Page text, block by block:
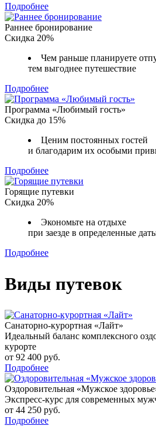
Подробнее
Раннее бронирование
Скидка 20%
Чем раньше планируете
тем выгоднее путешествие
Подробнее
Программа «Любимый гость»
Скидка до 15%
Ценим постоянных гостей
и благодарим их особыми
Подробнее
Горящие путевки
Скидка 20%
Экономьте на отдыхе
при заезде в определенные
Подробнее
Виды путевок
Санаторно-курортная «Лайт»
Идеальный баланс комплексного
курорте
от 92 400 руб.
Подробнее
Оздоровительная «Мужское
Экспресс-курс для современных
от 44 250 руб.
Подробнее